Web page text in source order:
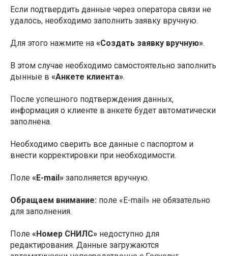
Если подтвердить данные через оператора связи не
удалось, необходимо заполнить заявку вручную.
Для этого нажмите на «Создать заявку вручную».
В этом случае необходимо самостоятельно заполнить
дынные в «Анкете клиента».
После успешного подтверждения данных,
информация о клиенте в анкете будет автоматически
заполнена.
Необходимо сверить все данные с паспортом и
внести корректировки при необходимости.
Поле «E-mail» заполняется вручную.
Обращаем внимание: поле «E-mail» не обязательно
для заполнения.
Поле «Номер СНИЛС» недоступно для
редактирования. Данные загружаются